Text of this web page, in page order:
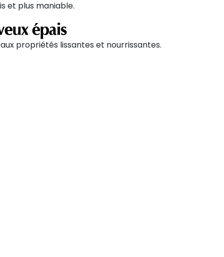
et plus maniable.
épais
propriétés lissantes et nourrissantes.